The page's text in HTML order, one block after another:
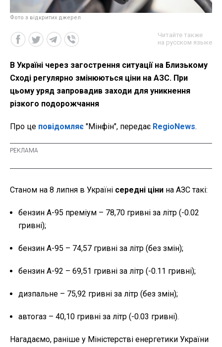
Фото з відкритих джерел
Читайте также
на русском языке
В Україні через загострення ситуації на Близькому
Сході регулярно змінюються ціни на АЗС. При
цьому уряд запровадив заходи для уникнення
різкого подорожчання
Про це повідомляє "Мінфін", передає RegioNews.
Станом на 8 липня в Україні середні ціни на АЗС такі:
бензин А-95 преміум – 78,70 гривні за літр (-0.02
гривні);
бензин А-95 – 74,57 гривні за літр (без змін);
бензин А-92 – 69,51 гривні за літр (-0.11 гривні);
дизпальне – 75,92 гривні за літр (без змін);
автогаз – 40,10 гривні за літр (-0.03 гривні).
Нагадаємо, раніше у Міністерстві енергетики України